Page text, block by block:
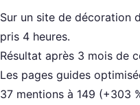
Sur un site de décoration
pris 4 heures.
Résultat après 3 mois de
Les pages guides
37 mentions à 149 (+303